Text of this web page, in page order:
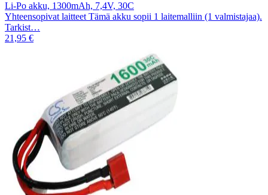
Li-Po akku, 1300mAh, 7,4V, 30C
Yhteensopivat laitteet Tämä akku sopii 1 laitemalliin (1 valmistajaa).
Tarkist…
21,95 €